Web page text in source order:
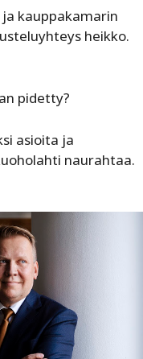
kauppakamarin
heikko.
pidetty?
asioita ja
naurahtaa.